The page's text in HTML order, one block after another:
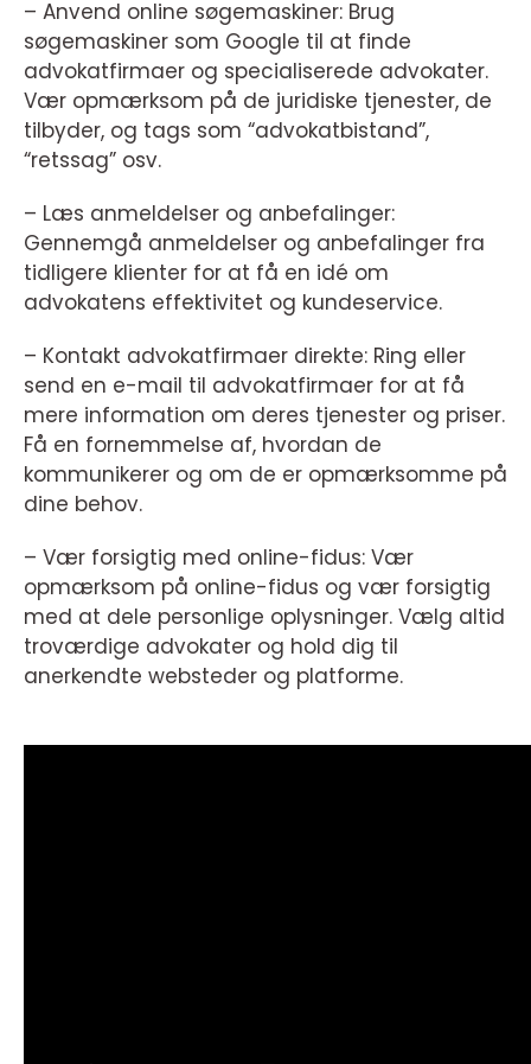
– Anvend online søgemaskiner: Brug
søgemaskiner som Google til at finde
advokatfirmaer og specialiserede advokater.
Vær opmærksom på de juridiske tjenester, de
tilbyder, og tags som “advokatbistand”,
“retssag” osv.
– Læs anmeldelser og anbefalinger:
Gennemgå anmeldelser og anbefalinger fra
tidligere klienter for at få en idé om
advokatens effektivitet og kundeservice.
– Kontakt advokatfirmaer direkte: Ring eller
send en e-mail til advokatfirmaer for at få
mere information om deres tjenester og priser.
Få en fornemmelse af, hvordan de
kommunikerer og om de er opmærksomme på
dine behov.
– Vær forsigtig med online-fidus: Vær
opmærksom på online-fidus og vær forsigtig
med at dele personlige oplysninger. Vælg altid
troværdige advokater og hold dig til
anerkendte websteder og platforme.